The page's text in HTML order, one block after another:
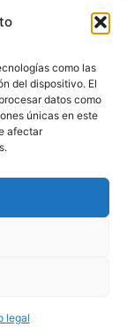
como las
del dispositivo. El
datos como
únicas en este
afectar
legal